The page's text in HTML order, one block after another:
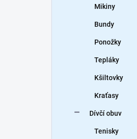
Mikiny
Bundy
Ponožky
Tepláky
Kšiltovky
Kraťasy
Dívčí obuv
Tenisky